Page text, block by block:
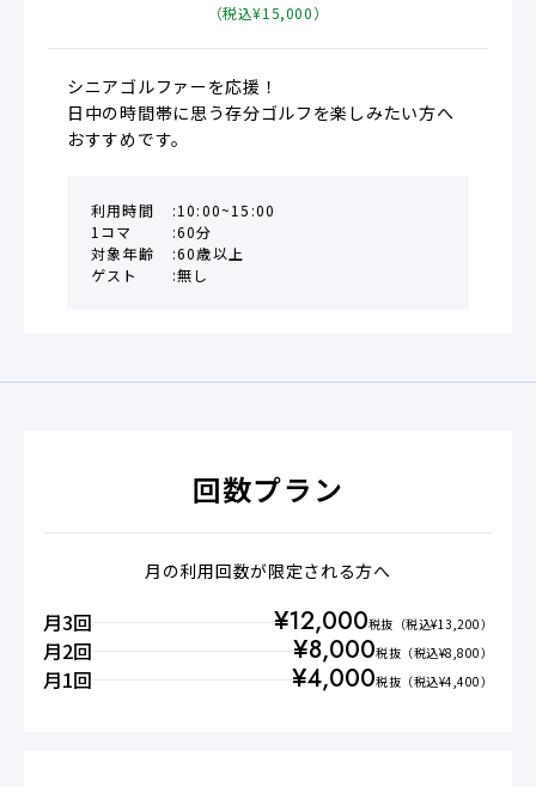
（税込¥15,000）
シニアゴルファーを応援！
日中の時間帯に思う存分ゴルフを楽しみたい方へ
おすすめです。
利用時間
10:00~15:00
1コマ
60分
対象年齢
60歳以上
ゲスト
無し
回数プラン
月の利用回数が限定される方へ
月3回 ¥12,000税抜 （税込¥13,200）
月2回 ¥8,000税抜 （税込¥8,800）
月1回 ¥4,000税抜 （税込¥4,400）